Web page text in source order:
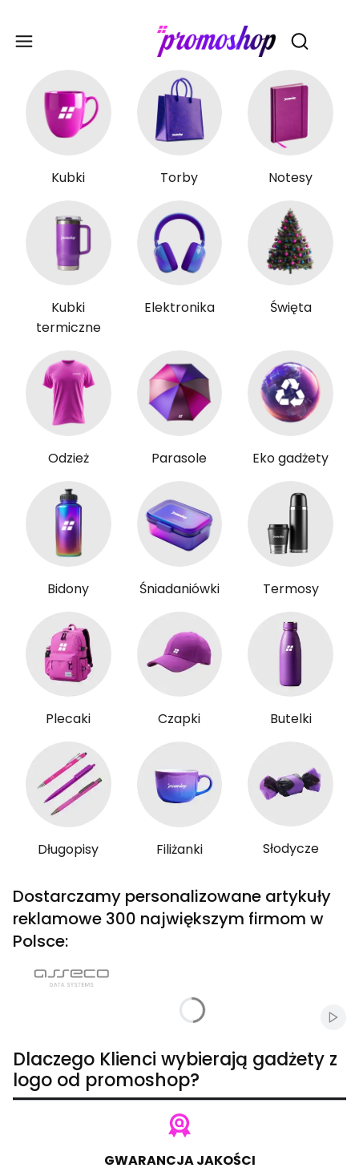
Otwórz
Kubki Torby Notesy
Kubki
termiczne
Elektronika Święta
Odzież Parasole Eko gadżety
Bidony Śniadaniówki Termosy
Plecaki Czapki Butelki
Długopisy Filiżanki Słodycze
Dostarczamy personalizowane artykuły
reklamowe 300 największym firmom w
Polsce:
Dlaczego Klienci wybierają gadżety z
logo od promoshop?
GWARANCJA JAKOŚCI